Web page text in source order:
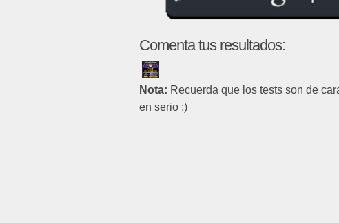
Comenta tus resultados:
Nota: Recuerda que los tests son de
en serio :)